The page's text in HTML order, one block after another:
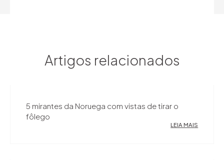
Artigos relacionados
5 mirantes da Noruega com vistas de tirar o
fôlego
LEIA MAIS